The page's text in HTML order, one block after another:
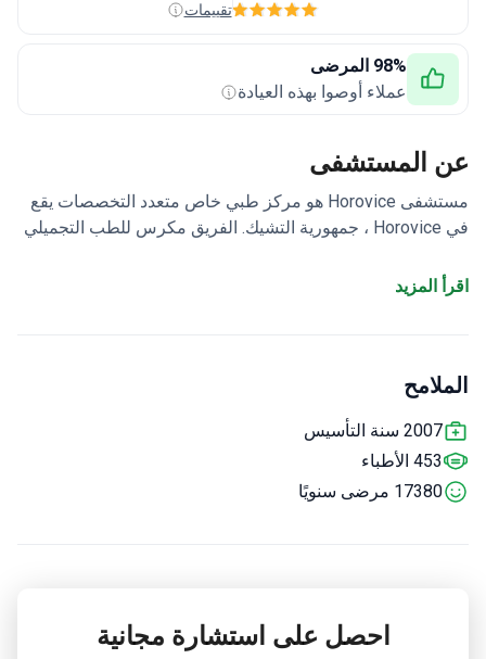
تقييمات
98% المرضى
عملاء أوصوا بهذه العيادة
عن المستشفى
مستشفى Horovice هو مركز طبي خاص متعدد التخصصات يقع
في Horovice ، جمهورية التشيك. الفريق مكرس للطب التجميلي
والأطفال على حدٍ سواء. يزور العيادة المرضى من أوروبا وجامعة
اقرأ المزيد
الملامح
2007 سنة التأسيس
453 الأطباء
17380 مرضى سنويًا
احصل على استشارة مجانية